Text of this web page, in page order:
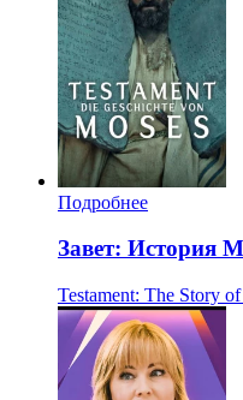
Подробнее
Завет: История
Testament: The Story